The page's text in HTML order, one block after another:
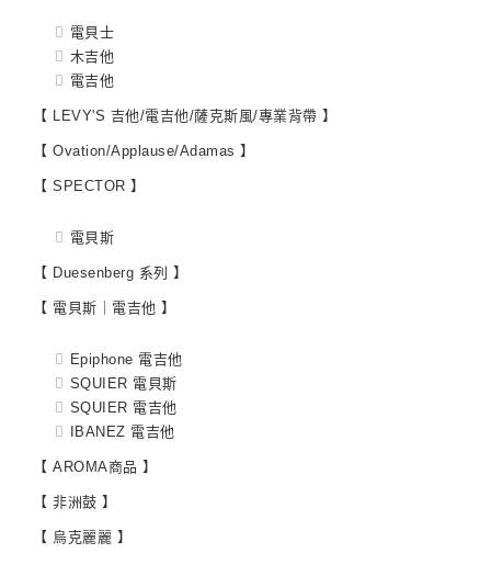
電貝士
木吉他
電吉他
【 LEVY'S 吉他/電吉他/薩克斯風/專業背帶 】
【 Ovation/Applause/Adamas 】
【 SPECTOR 】
電貝斯
【 Duesenberg 系列 】
【 電貝斯｜電吉他 】
Epiphone 電吉他
SQUIER 電貝斯
SQUIER 電吉他
IBANEZ 電吉他
【 AROMA商品 】
【 非洲鼓 】
【 烏克麗麗 】